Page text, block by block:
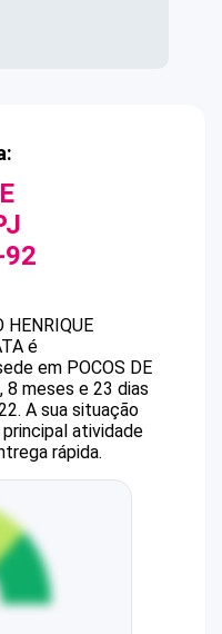
HENRIQUE
é
em POCOS DE
8 meses e 23 dias
A sua situação
principal atividade
rápida.